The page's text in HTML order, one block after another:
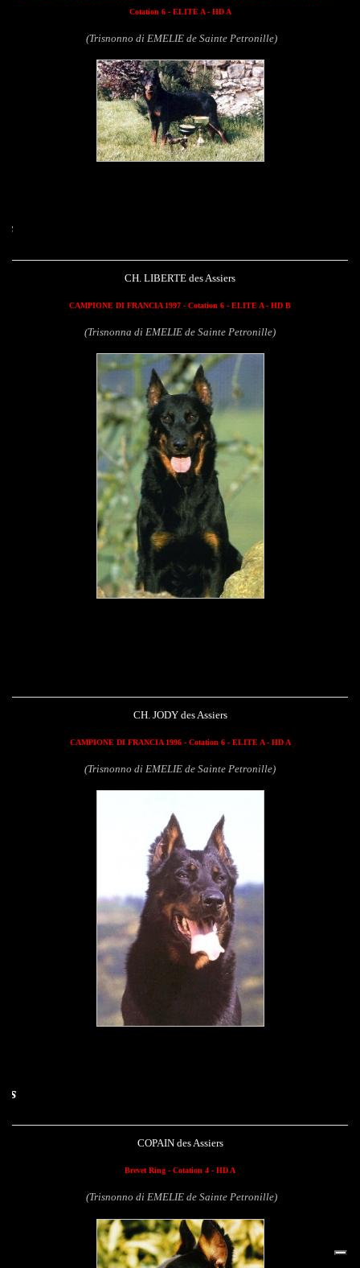
Cotation 6 - ELITE A - HD A
(Trisnonno di EMELIE de Sainte Petronille)
CH. LIBERTE des Assiers
CAMPIONE DI FRANCIA 1997 - Cotation 6 - ELITE A - HD B
(Trisnonna di EMELIE de Sainte Petronille)
CH. JODY des Assiers
CAMPIONE DI FRANCIA 1996 - Cotation 6 - ELITE A - HD A
(Trisnonno di EMELIE de Sainte Petronille)
COPAIN des Assiers
Brevet Ring - Cotation 4 - HD A
(Trisnonno di EMELIE de Sainte Petronille)